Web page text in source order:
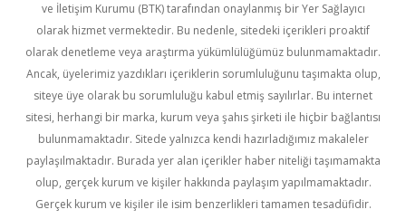
ve İletişim Kurumu (BTK) tarafından onaylanmış bir Yer Sağlayıcı
olarak hizmet vermektedir. Bu nedenle, sitedeki içerikleri proaktif
olarak denetleme veya araştırma yükümlülüğümüz bulunmamaktadır.
Ancak, üyelerimiz yazdıkları içeriklerin sorumluluğunu taşımakta olup,
siteye üye olarak bu sorumluluğu kabul etmiş sayılırlar. Bu internet
sitesi, herhangi bir marka, kurum veya şahıs şirketi ile hiçbir bağlantısı
bulunmamaktadır. Sitede yalnızca kendi hazırladığımız makaleler
paylaşılmaktadır. Burada yer alan içerikler haber niteliği taşımamakta
olup, gerçek kurum ve kişiler hakkında paylaşım yapılmamaktadır.
Gerçek kurum ve kişiler ile isim benzerlikleri tamamen tesadüfidir.